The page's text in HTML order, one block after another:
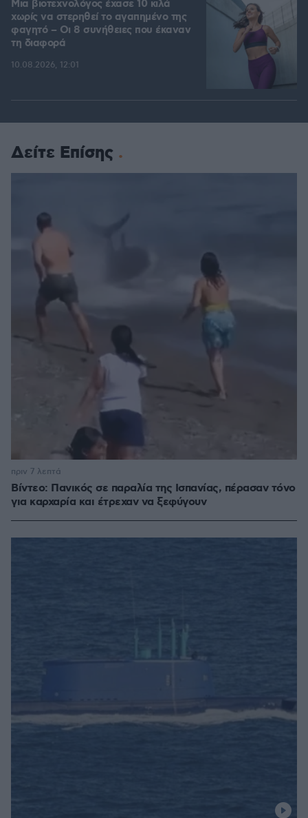
Μια βιοτεχνολόγος έχασε 10 κιλά
χωρίς να στερηθεί το αγαπημένο της
φαγητό – Οι 8 συνήθειες που έκαναν
τη διαφορά
10.08.2026, 12:01
Δείτε Επίσης
Βίντεο: Πανικός σε παραλία της Ισπανίας, πέρασαν τόνο
για καρχαρία και έτρεχαν να ξεφύγουν
πριν 7 λεπτά